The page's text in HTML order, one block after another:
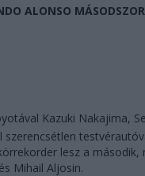
ALONSO
Kazuki Nakajima,
lesz a második,
Mihail Aljosin.